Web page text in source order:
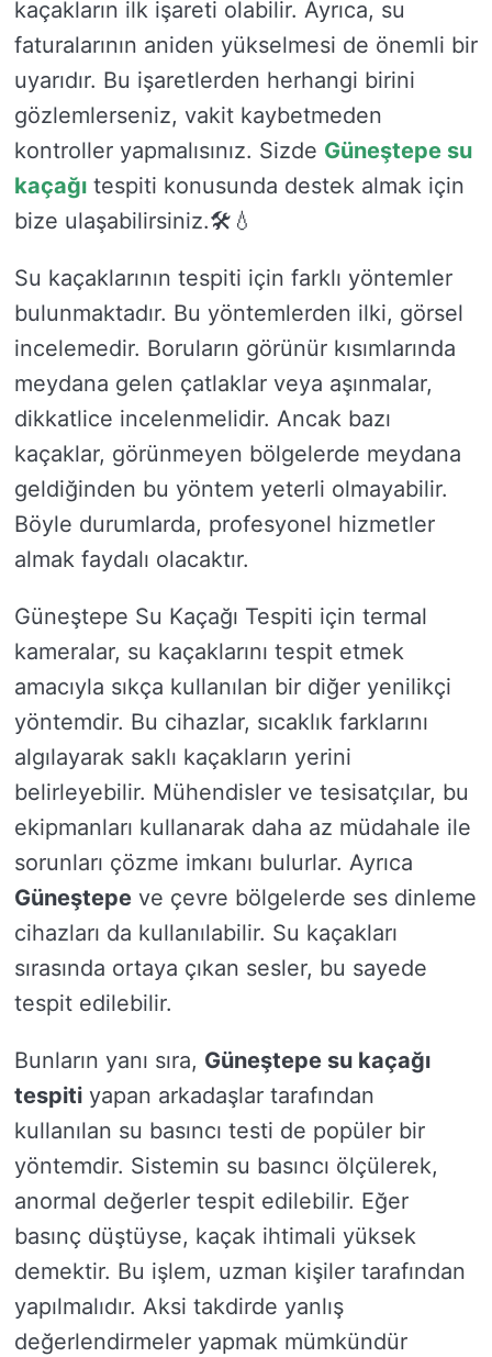
kaçakların ilk işareti olabilir. Ayrıca, su
faturalarının aniden yükselmesi de önemli bir
uyarıdır. Bu işaretlerden herhangi birini
gözlemlerseniz, vakit kaybetmeden
kontroller yapmalısınız. Sizde Güneştepe su
kaçağı tespiti konusunda destek almak için
bize ulaşabilirsiniz.🛠️💧
Su kaçaklarının tespiti için farklı yöntemler
bulunmaktadır. Bu yöntemlerden ilki, görsel
incelemedir. Boruların görünür kısımlarında
meydana gelen çatlaklar veya aşınmalar,
dikkatlice incelenmelidir. Ancak bazı
kaçaklar, görünmeyen bölgelerde meydana
geldiğinden bu yöntem yeterli olmayabilir.
Böyle durumlarda, profesyonel hizmetler
almak faydalı olacaktır.
Güneştepe Su Kaçağı Tespiti için termal
kameralar, su kaçaklarını tespit etmek
amacıyla sıkça kullanılan bir diğer yenilikçi
yöntemdir. Bu cihazlar, sıcaklık farklarını
algılayarak saklı kaçakların yerini
belirleyebilir. Mühendisler ve tesisatçılar, bu
ekipmanları kullanarak daha az müdahale ile
sorunları çözme imkanı bulurlar. Ayrıca
Güneştepe ve çevre bölgelerde ses dinleme
cihazları da kullanılabilir. Su kaçakları
sırasında ortaya çıkan sesler, bu sayede
tespit edilebilir.
Bunların yanı sıra, Güneştepe su kaçağı
tespiti yapan arkadaşlar tarafından
kullanılan su basıncı testi de popüler bir
yöntemdir. Sistemin su basıncı ölçülerek,
anormal değerler tespit edilebilir. Eğer
basınç düştüyse, kaçak ihtimali yüksek
demektir. Bu işlem, uzman kişiler tarafından
yapılmalıdır. Aksi takdirde yanlış
değerlendirmeler yapmak mümkündür